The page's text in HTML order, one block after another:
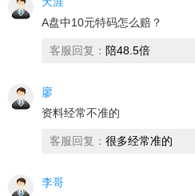
A盘中10元特码怎么赔？
客服回复： 陪48.5倍
廖
资料经常不准的
客服回复： 很多经常准的
李哥